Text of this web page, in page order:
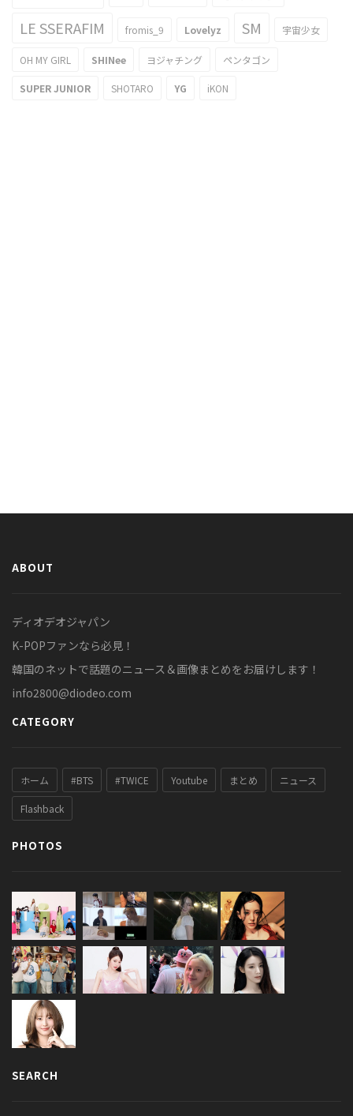
LE SSERAFIM fromis_9 Lovelyz SM 宇宙少女
OH MY GIRL SHINee ヨジャチング ペンタゴン
SUPER JUNIOR SHOTARO YG iKON
ABOUT
ディオデオジャパン
K-POPファンなら必見！
韓国のネットで話題のニュース＆画像まとめをお届けします！
info2800@diodeo.com
CATEGORY
ホーム #BTS #TWICE Youtube まとめ ニュース
Flashback
PHOTOS
SEARCH